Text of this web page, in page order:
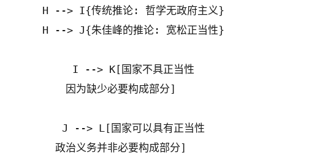
    H --> I{传统推论: 哲学无政府主义}
    H --> J{朱佳峰的推论: 宽松正当性}
    I --> K[国家不具正当性
因为缺少必要构成部分]
    J --> L[国家可以具有正当性
政治义务并非必要构成部分]